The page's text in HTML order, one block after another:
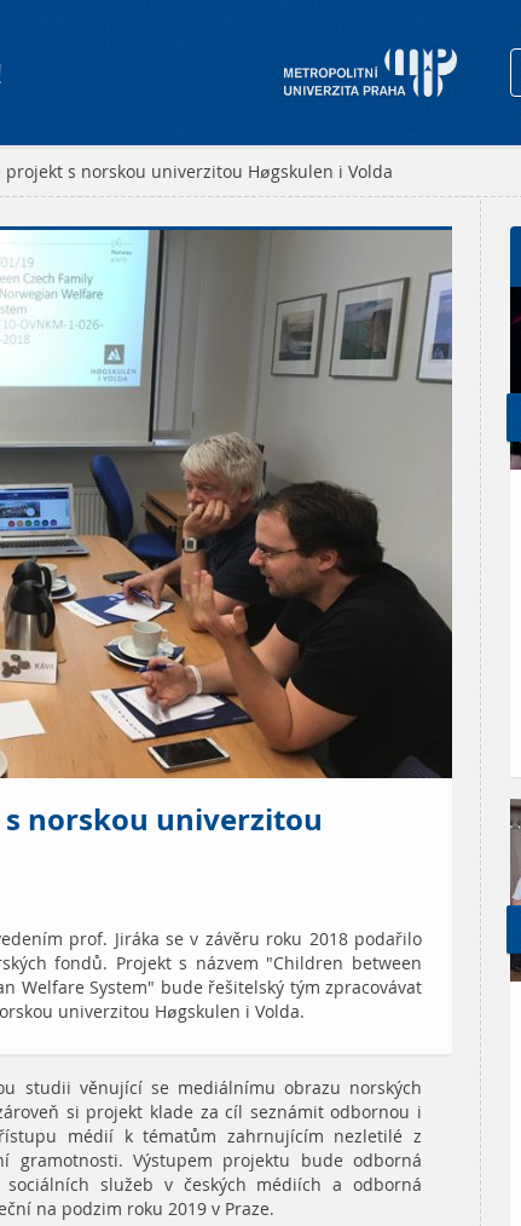
projekt s norskou univerzitou Høgskulen i Volda
norskou univerzitou
prof. Jiráka se v závěru roku 2018 podařilo
fondů. Projekt s názvem "Children between
Welfare System" bude řešitelský tým zpracovávat
univerzitou Høgskulen i Volda.
studii věnující se mediálnímu obrazu norských
si projekt klade za cíl seznámit odbornou i
médií k tématům zahrnujícím nezletilé z
gramotnosti. Výstupem projektu bude odborná
služeb v českých médiích a odborná
na podzim roku 2019 v Praze.